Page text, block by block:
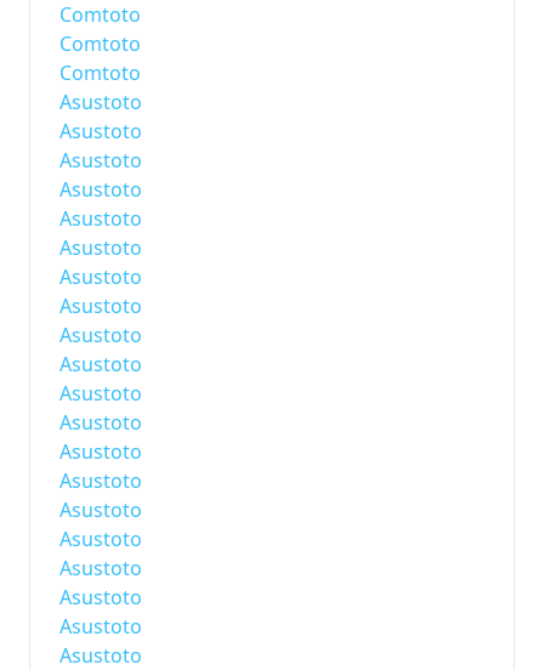
Comtoto
Comtoto
Comtoto
Asustoto
Asustoto
Asustoto
Asustoto
Asustoto
Asustoto
Asustoto
Asustoto
Asustoto
Asustoto
Asustoto
Asustoto
Asustoto
Asustoto
Asustoto
Asustoto
Asustoto
Asustoto
Asustoto
Asustoto